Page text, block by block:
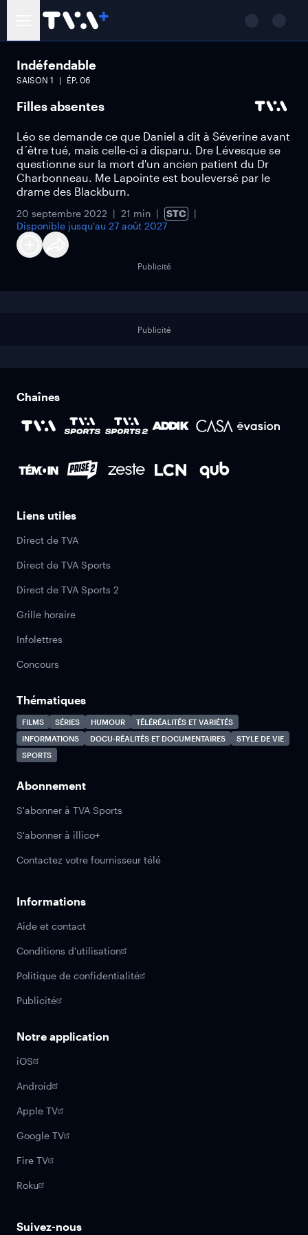
Indéfendable
SAISON 1 ÉP. 06
Filles absentes
Léo se demande ce que Daniel a dit à Séverine avant
d´être tué, mais celle-ci a disparu. Dre Lévesque se
questionne sur la mort d'un ancien patient du Dr
Charbonneau. Me Lapointe est bouleversé par le
drame des Blackburn.
20 septembre 2022 21 min
STC
Disponible jusqu'au 27 août 2027
Publicité
Publicité
Chaînes
Liens utiles
Direct de TVA
Direct de TVA Sports
Direct de TVA Sports 2
Grille horaire
Infolettres
Concours
Thématiques
FILMS SÉRIES HUMOUR
TÉLÉRÉALITÉS ET VARIÉTÉS
INFORMATIONS
DOCU-RÉALITÉS ET DOCUMENTAIRES
STYLE DE VIE
SPORTS
Abonnement
S'abonner à TVA Sports
S'abonner à illico+
Contactez votre fournisseur télé
Informations
Aide et contact
Conditions d'utilisation
Politique de confidentialité
Publicité
Notre application
iOS
Android
Apple TV
Google TV
Fire TV
Roku
Suivez-nous